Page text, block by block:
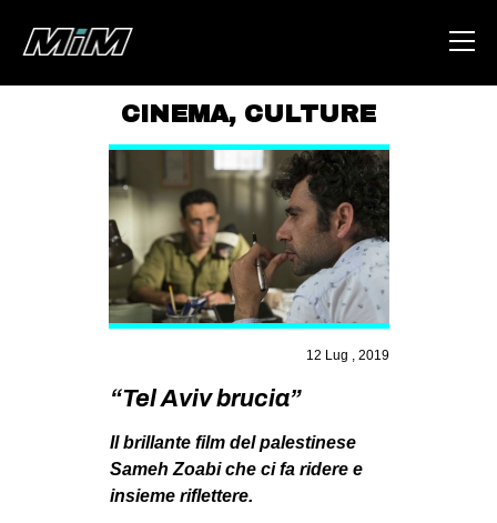
ABOUT
AREA
DEGENERAZIONE
GAZA FREESTYLE
CSOA LAMBRETTA
MSM
ZAM
CINEMA, CULTURE
12 Lug , 2019
“Tel Aviv brucia”
Il brillante film del palestinese
Sameh Zoabi che ci fa ridere e
insieme riflettere.